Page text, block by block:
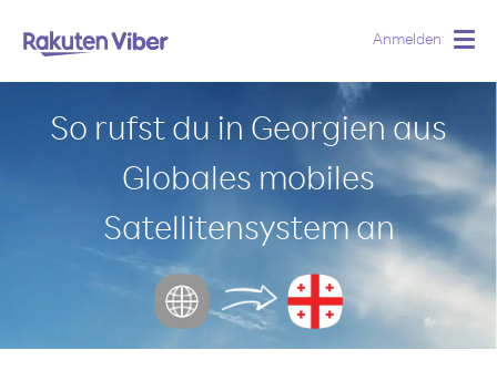
Anmelden
So rufst du in Georgien aus
Globales mobiles
Satellitensystem an